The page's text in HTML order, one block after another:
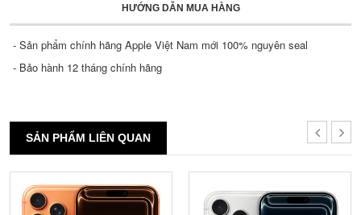
HƯỚNG DẪN MUA HÀNG
- Sản phẩm chính hãng Apple Việt Nam mới 100% nguyên seal
- Bảo hành 12 tháng chính hãng
SẢN PHẨM LIÊN QUAN